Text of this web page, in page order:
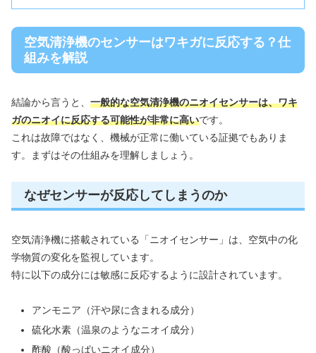
空気清浄機のセンサーはワキガに反応する？仕
組みを解説
結論から言うと、 一般的な空気清浄機のニオイセンサーは、ワキ
ガのニオイに反応する可能性が非常に高いです。
これは故障ではなく、機械が正常に働いている証拠でもありま
す。まずはその仕組みを理解しましょう。
なぜセンサーが反応してしまうのか
空気清浄機に搭載されている「ニオイセンサー」は、空気中の化
学物質の変化を監視しています。
特に以下の成分には敏感に反応するように設計されています。
アンモニア（汗や尿に含まれる成分）
硫化水素（温泉のようなニオイ成分）
酢酸（酸っぱいニオイ成分）